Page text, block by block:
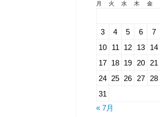
月 火 水 木 金
3
4 5 6 7
10
11 12 13 14
17 18 19 20 21
24 25 26 27 28
31
« 7月